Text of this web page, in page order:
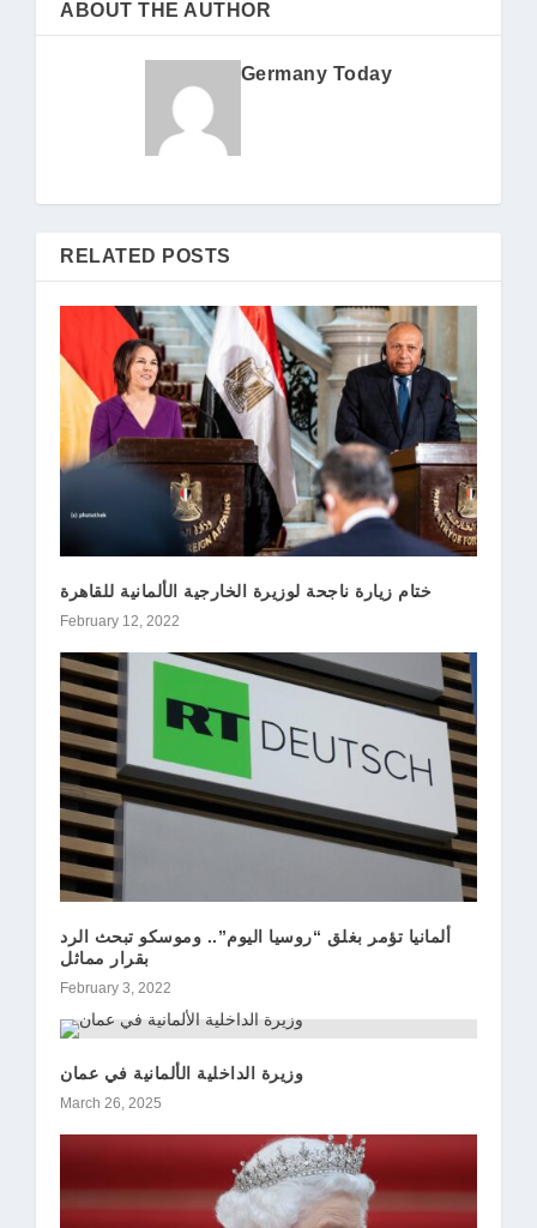
ABOUT THE AUTHOR
Germany Today
RELATED POSTS
ختام زيارة ناجحة لوزيرة الخارجية الألمانية للقاهرة
February 12, 2022
ألمانيا تؤمر بغلق “روسيا اليوم”.. وموسكو تبحث الرد
بقرار مماثل
February 3, 2022
وزيرة الداخلية الألمانية في عمان
March 26, 2025